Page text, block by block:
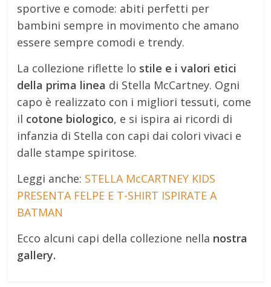
sportive e comode: abiti perfetti per
bambini sempre in movimento che amano
essere sempre comodi e trendy.
La collezione riflette lo stile e i valori etici
della prima linea di Stella McCartney. Ogni
capo è realizzato con i migliori tessuti, come
il cotone biologico, e si ispira ai ricordi di
infanzia di Stella con capi dai colori vivaci e
dalle stampe spiritose.
Leggi anche: STELLA McCARTNEY KIDS
PRESENTA FELPE E T-SHIRT ISPIRATE A
BATMAN
Ecco alcuni capi della collezione nella nostra
gallery.